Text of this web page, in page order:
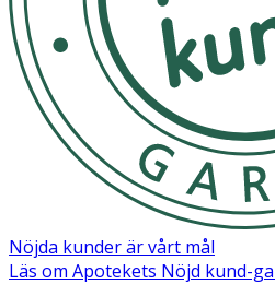
Nöjda kunder är vårt mål
Läs om Apotekets Nöjd kund-